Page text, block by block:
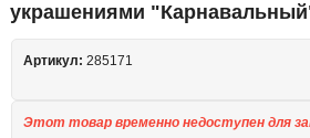
украшениями
Артикул: 285171
Этот товар временно недоступен для